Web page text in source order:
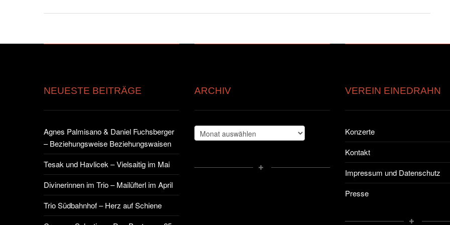
NEUESTE BEITRÄGE
Agnes Palmisano & Daniel Fuchsberger
– Beziehungsweise Beziehungswaisen
Tesak und Havlicek – Vielsaitig im Mai
Divinerinnen im Trio – Mailüfterl im April
Trio Südbahnhof – Herz auf Schiene
ARCHIV
Archiv
VEREIN EINEDRAHN
Konzerte
Kontakt
Impressum und Datenschutz
Presse